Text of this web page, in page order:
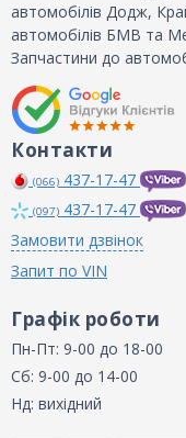
автомобілів Додж,
автомобілів БМВ та
Запчастини до
Контакти
(066) 437-17-47
(097) 437-17-47
Замовити дзвінок
Запит по VIN
Графік роботи
Пн-Пт: 9-00 до 18-00
Сб: 9-00 до 14-00
Нд: вихідний